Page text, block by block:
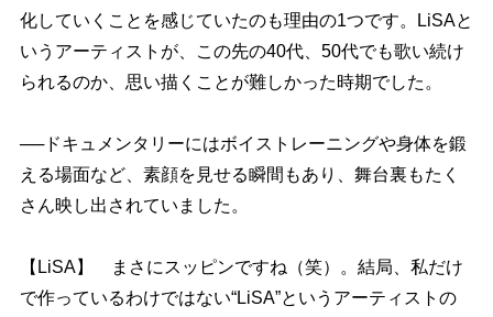
化していくことを感じていたのも理由の1つです。LiSAと
いうアーティストが、この先の40代、50代でも歌い続け
られるのか、思い描くことが難しかった時期でした。
──ドキュメンタリーにはボイストレーニングや身体を鍛
える場面など、素顔を見せる瞬間もあり、舞台裏もたく
さん映し出されていました。
【LiSA】 まさにスッピンですね（笑）。結局、私だけ
で作っているわけではない“LiSA”というアーティストの